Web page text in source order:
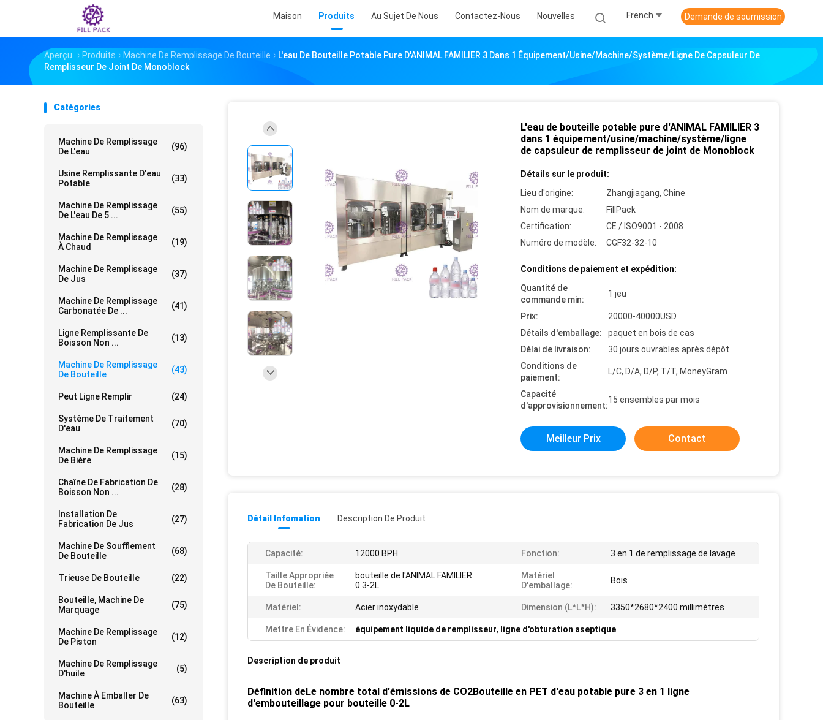
Maison Produits Au Sujet De Nous Contactez-Nous Nouvelles French Demande de soumission
Aperçu Produits Machine De Remplissage De Bouteille
L'eau De Bouteille Potable Pure D'ANIMAL FAMILIER 3 Dans 1 Équipement/usine/machine/système/ligne De Capsuleur De
Remplisseur De Joint De Monoblock
Catégories
Machine De Remplissage
De L'eau
(96)
Usine Remplissante D'eau
Potable
(33)
Machine De Remplissage
De L'eau De 5 ...
(55)
Machine De Remplissage
À Chaud
(19)
Machine De Remplissage
De Jus
(37)
Machine De Remplissage
Carbonatée De ...
(41)
Ligne Remplissante De
Boisson Non ...
(13)
Machine De Remplissage
De Bouteille
(43)
Peut Ligne Remplir (24)
Système De Traitement
D'eau
(70)
Machine De Remplissage
De Bière
(15)
Chaîne De Fabrication De
Boisson Non ...
(28)
Installation De
Fabrication De Jus
(27)
Machine De Soufflement
De Bouteille
(68)
Trieuse De Bouteille (22)
Bouteille, Machine De
Marquage
(75)
Machine De Remplissage
De Piston
(12)
Machine De Remplissage
D'huile
(5)
Machine À Emballer De
Bouteille
(63)
L'eau de bouteille potable pure d'ANIMAL FAMILIER 3
dans 1 équipement/usine/machine/système/ligne
de capsuleur de remplisseur de joint de Monoblock
Détails sur le produit:
Lieu d'origine:
Zhangjiagang, Chine
Nom de marque:
FillPack
Certification:
CE / ISO9001 - 2008
Numéro de modèle:
CGF32-32-10
Conditions de paiement et expédition:
Quantité de
commande min:
1 jeu
Prix:
20000-40000USD
Détails d'emballage:
paquet en bois de cas
Délai de livraison:
30 jours ouvrables après dépôt
Conditions de
paiement:
L/C, D/A, D/P, T/T, MoneyGram
Capacité
d'approvisionnement:
15 ensembles par mois
Meilleur Prix Contact
Détail Infomation Description De Produit
Capacité: 12000 BPH Fonction: 3 en 1 de remplissage de lavage
Taille Appropriée
De Bouteille:
bouteille de l'ANIMAL FAMILIER
0.3-2L
Matériel
D'emballage:
Bois
Matériel: Acier inoxydable Dimension (l*l*h): 3350*2680*2400 millimètres
Mettre En Évidence: équipement liquide de remplisseur, ligne d'obturation aseptique
Description de produit
Définition deLe nombre total d'émissions de CO2Bouteille en PET d'eau potable pure 3 en 1 ligne
d'embouteillage pour bouteille 0-2L